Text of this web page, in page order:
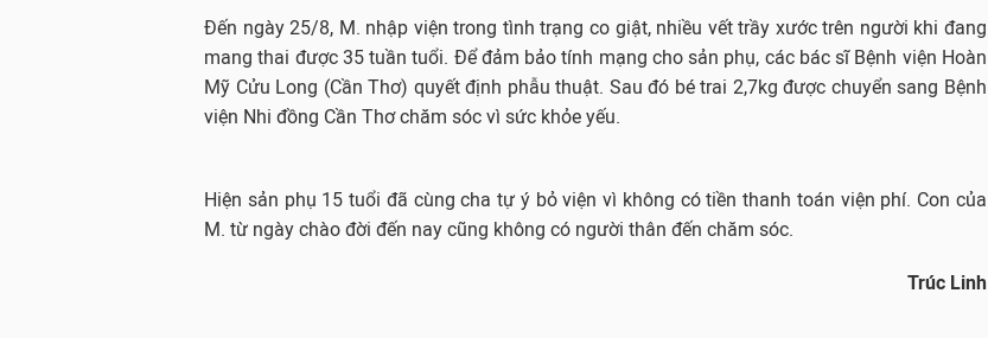
Đến ngày 25/8, M. nhập viện trong tình trạng co giật, nhiều vết trầy xước trên người khi đang
mang thai được 35 tuần tuổi. Để đảm bảo tính mạng cho sản phụ, các bác sĩ Bệnh viện Hoàn
Mỹ Cửu Long (Cần Thơ) quyết định phẫu thuật. Sau đó bé trai 2,7kg được chuyển sang Bệnh
viện Nhi đồng Cần Thơ chăm sóc vì sức khỏe yếu.
Hiện sản phụ 15 tuổi đã cùng cha tự ý bỏ viện vì không có tiền thanh toán viện phí. Con của
M. từ ngày chào đời đến nay cũng không có người thân đến chăm sóc.
Trúc Linh